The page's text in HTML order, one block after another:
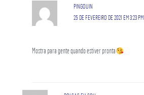
PINGOUIN
25 DE FEVEREIRO DE 2021 EM 3:23 PM
Mostra para gente quando estiver pronta